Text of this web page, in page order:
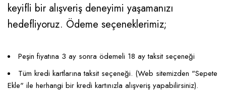
keyifli bir alışveriş deneyimi yaşamanızı
hedefliyoruz. Ödeme seçeneklerimiz;
Peşin fiyatına 3 ay sonra ödemeli 18 ay taksit seçeneği
Tüm kredi kartlarına taksit seçeneği. (Web sitemizden "Sepete
Ekle" ile herhangi bir kredi kartınızla alışveriş yapabilirsiniz).